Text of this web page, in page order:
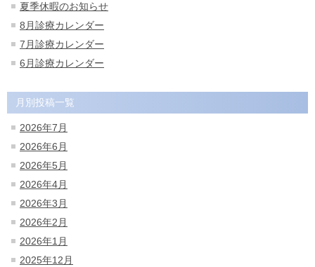
夏季休暇のお知らせ
8月診療カレンダー
7月診療カレンダー
6月診療カレンダー
月別投稿一覧
2026年7月
2026年6月
2026年5月
2026年4月
2026年3月
2026年2月
2026年1月
2025年12月